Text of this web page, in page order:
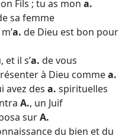
Fils ; tu as mon a.
sa femme
m’a. de Dieu est bon pour
et il s’a. de vous
à Dieu commea.
avez des a. spirituelles
A., un Juif
surA.
du bien et du